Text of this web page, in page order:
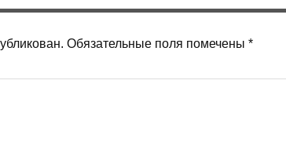
Обязательные поля помечены *